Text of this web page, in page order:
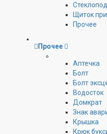
Щиток
Прочее
Прочее
Аптечка
Болт
Болт
Водосток
Домкрат
Знак
Крышка
Крюк